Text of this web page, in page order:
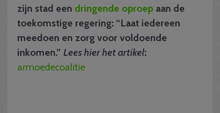
zijn stad een dringende oproep aan de
toekomstige regering: “Laat iedereen
meedoen en zorg voor voldoende
inkomen.” Lees hier het artikel:
armoedecoalitie